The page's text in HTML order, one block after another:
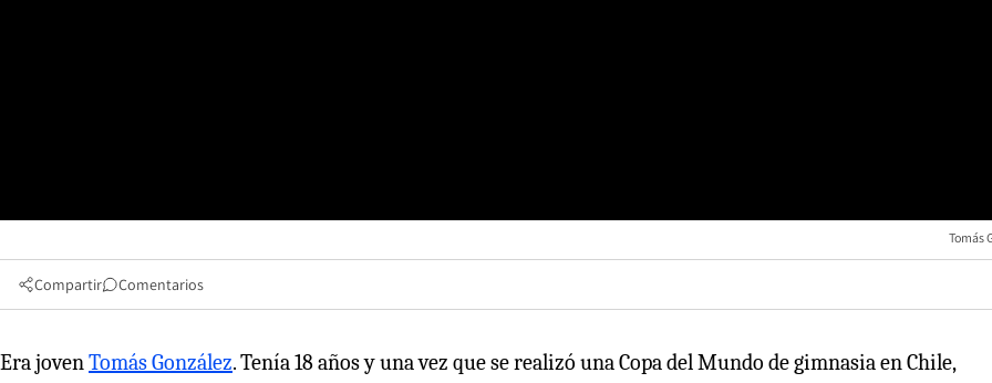
Tomás
Compartir Comentarios
Era jovenTomás González. Tenía 18 años y una vez que se realizó una Copa del Mundo de gimnasia en Chile,